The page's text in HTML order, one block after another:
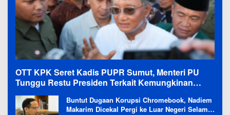
OTT KPK Seret Kadis PUPR Sumut, Menteri PU
Tunggu Restu Presiden Terkait Kemungkinan
Evaluasi Besar
Buntut Dugaan Korupsi Chromebook, Nadiem
Makarim Dicekal Pergi ke Luar Negeri Selama